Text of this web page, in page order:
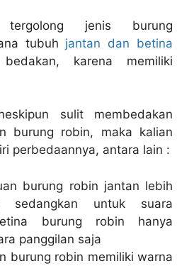
jenis burung
tubuh jantan dan betina
karena memiliki
sulit membedakan
burung robin, maka kalian
perbedaannya, antara lain :
burung robin jantan lebih
sedangkan untuk suara
burung robin hanya
panggilan saja
burung robin memiliki warna